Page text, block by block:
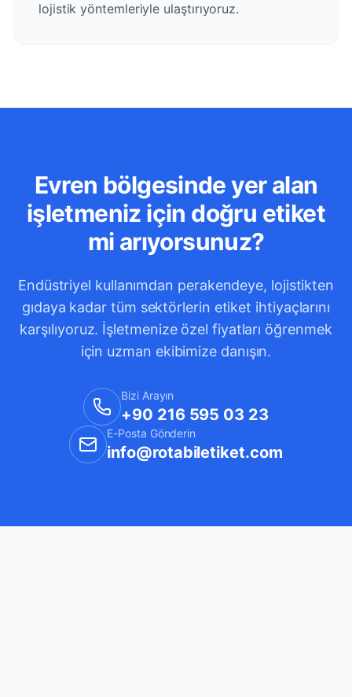
lojistik yöntemleriyle ulaştırıyoruz.
Evren bölgesinde yer alan
işletmeniz için doğru etiket
mi arıyorsunuz?
Endüstriyel kullanımdan perakendeye, lojistikten
gıdaya kadar tüm sektörlerin etiket ihtiyaçlarını
karşılıyoruz. İşletmenize özel fiyatları öğrenmek
için uzman ekibimize danışın.
Bizi Arayın
+90 216 595 03 23
E-Posta Gönderin
info@rotabiletiket.com